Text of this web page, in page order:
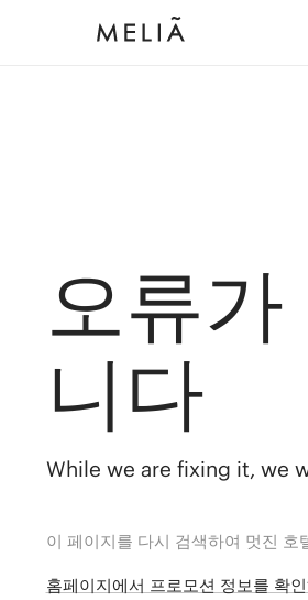
오류
니다
While we are fixing it, we
이 페이지를 다시 검색하여 멋진 호
홈페이지에서 프로모션 정보를 확